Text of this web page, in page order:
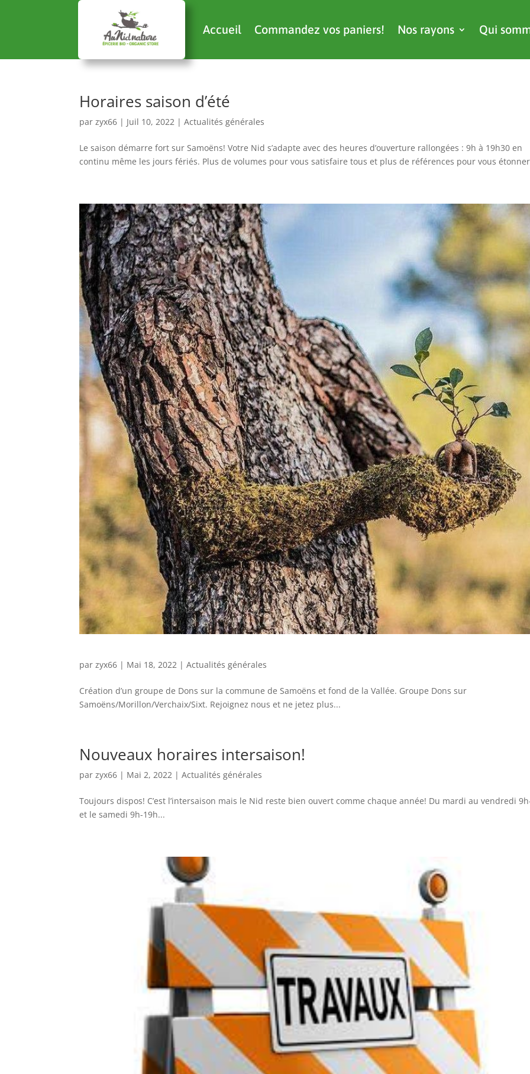
Accueil Commandez vos paniers! Nos rayons Qui
Horaires saison d’été
parzyx66 | Juil 10, 2022 |Actualités générales
Le saison démarre fort sur Samoëns! Votre Nid s’adapte avec des heures d’ouverture rallongées : 9h à 19h30 en
continu même les jours fériés. Plus de volumes pour vous satisfaire tous et plus de références pour vous
parzyx66 | Mai 18, 2022 |Actualités générales
Création d’un groupe de Dons sur la commune de Samoëns et fond de la Vallée. Groupe Dons sur
Samoëns/Morillon/Verchaix/Sixt. Rejoignez nous et ne jetez plus...
Nouveaux horaires intersaison!
parzyx66 | Mai 2, 2022 |Actualités générales
Toujours dispos! C’est l’intersaison mais le Nid reste bien ouvert comme chaque année! Du mardi au vendredi
et le samedi 9h-19h...